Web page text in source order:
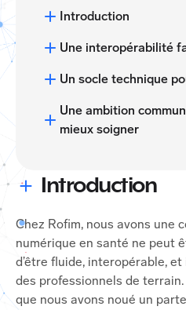
Introduction
Une interopérabilité
Un socle technique
Une ambition
mieux soigner
Introduction
Chez Rofim, nous avons une
numérique en santé ne peut
d’être fluide, interopérable,
des professionnels de
que nous avons noué un